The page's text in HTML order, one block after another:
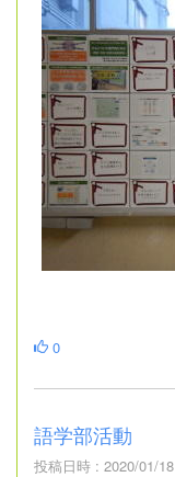
0
語学部活動
投稿日時 : 2020/01/18